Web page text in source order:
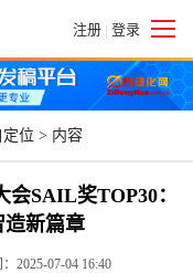
注册 | 登录
定位 > 内容
SAIL奖TOP30：
造新篇章
2025-07-04 16:40